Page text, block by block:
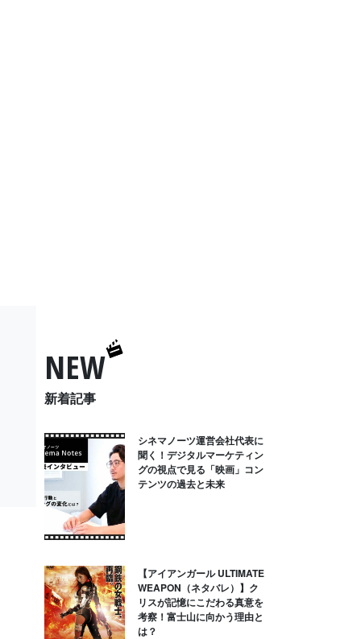
NEW
新着記事
シネマノーツ運営会社代表に
聞く！デジタルマーケティン
グの視点で見る「映画」コン
テンツの過去と未来
【アイアンガール ULTIMATE
WEAPON（ネタバレ）】ク
リスが記憶にこだわる真意を
考察！富士山に向かう理由と
は？